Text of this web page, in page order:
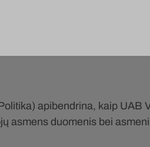
apibendrina, kaip
asmens duomenis bei